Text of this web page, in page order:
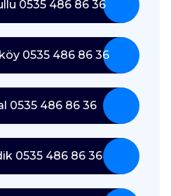
0535 486 86 36
0535 486 86 36
0535 486 86 36
0535 486 86 36